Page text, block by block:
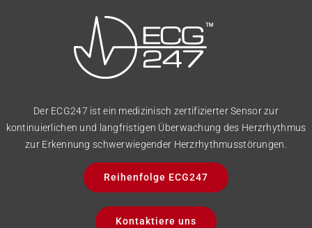
Der ECG247 ist ein medizinisch zertifizierter Sensor zur
kontinuierlichen und langfristigen Überwachung des Herzrhythmus
zur Erkennung schwerwiegender Herzrhythmusstörungen.
Reihenfolge ECG247
Kontaktiere uns